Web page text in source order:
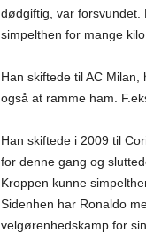
dødgiftig, var forsvundet.
simpelthen for mange
Han skiftede til AC
også at ramme ham.
Han skiftede i 2009 til
for denne gang og
Kroppen kunne
Sidenhen har Ronaldo
velgørenhedskamp for